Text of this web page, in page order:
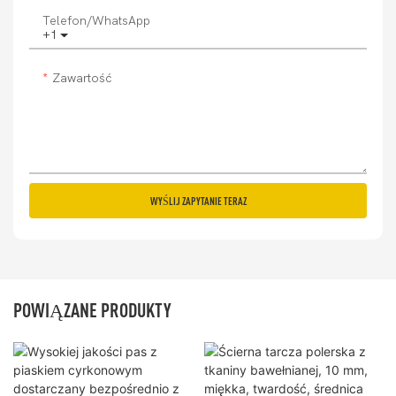
+1
Telefon/WhatsApp
Zawartość
WYŚLIJ ZAPYTANIE TERAZ
POWIĄZANE PRODUKTY